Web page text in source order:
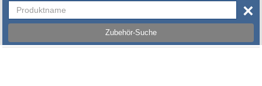
Zubehör-Suche
×